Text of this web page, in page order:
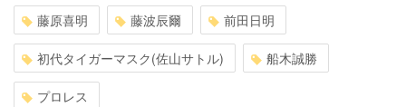
藤原喜明 藤波辰爾 前田日明
初代タイガーマスク(佐山サトル) 船木誠勝
プロレス